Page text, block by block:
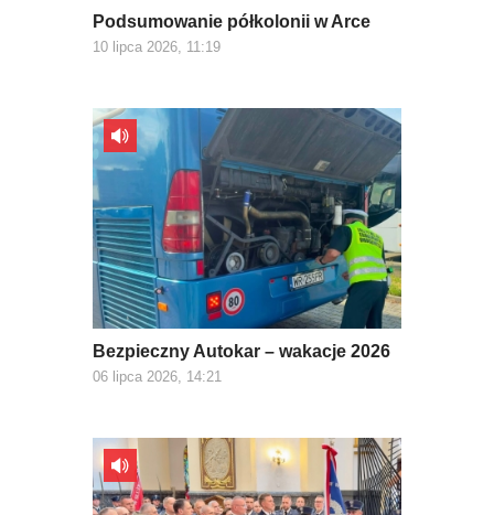
Podsumowanie półkolonii w Arce
10 lipca 2026, 11:19
Bezpieczny Autokar – wakacje 2026
06 lipca 2026, 14:21